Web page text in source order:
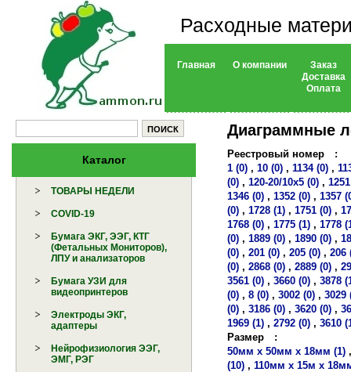
Расходные
Главная О компании
Заказ
Доставка
Оплата
Каталог
ТОВАРЫ НЕДЕЛИ
COVID-19
Бумага ЭКГ, ЭЭГ, КТГ
(Фетальных Мониторов),
ЛПУ и анализаторов
Бумага УЗИ для
видеопринтеров
Электроды ЭКГ,
адаптеры
Нейрофизиология ЭЭГ,
ЭМГ, РЭГ
Диаграммные
Реестровый номер
:
1 (0) , 10 (0) , 1134 (0) ,
(0) , 120-20/10х5 (0) ,
1346 (0) , 1352 (0) , 1357
(0) , 1728 (1) , 1751 (0) ,
1768 (0) , 1775 (1) , 1778
(0) , 1889 (0) , 1890 (0) ,
(0) , 201 (0) , 205 (0) , 206
(0) , 2868 (0) , 2889 (0) ,
3561 (0) , 3660 (0) , 3878
(0) , 8 (0) , 3002 (0) , 3029
(0) , 3186 (0) , 3620 (0) ,
1969 (1) , 2792 (0) , 3610
Размер
:
50мм х 50мм х 18мм (1)
(10) , 110мм х 15м х